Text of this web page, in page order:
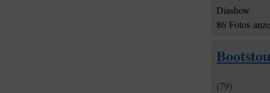
Diashow
86 Fotos
(79)